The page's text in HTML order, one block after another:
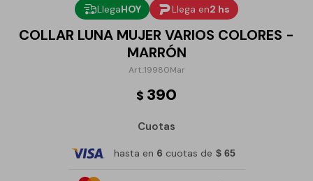
LlegaHOY Llega en2 hs
COLLAR LUNA MUJER VARIOS COLORES -
MARRÓN
19980Mar
$ 390
Cuotas
hasta en 6 cuotas de $ 65